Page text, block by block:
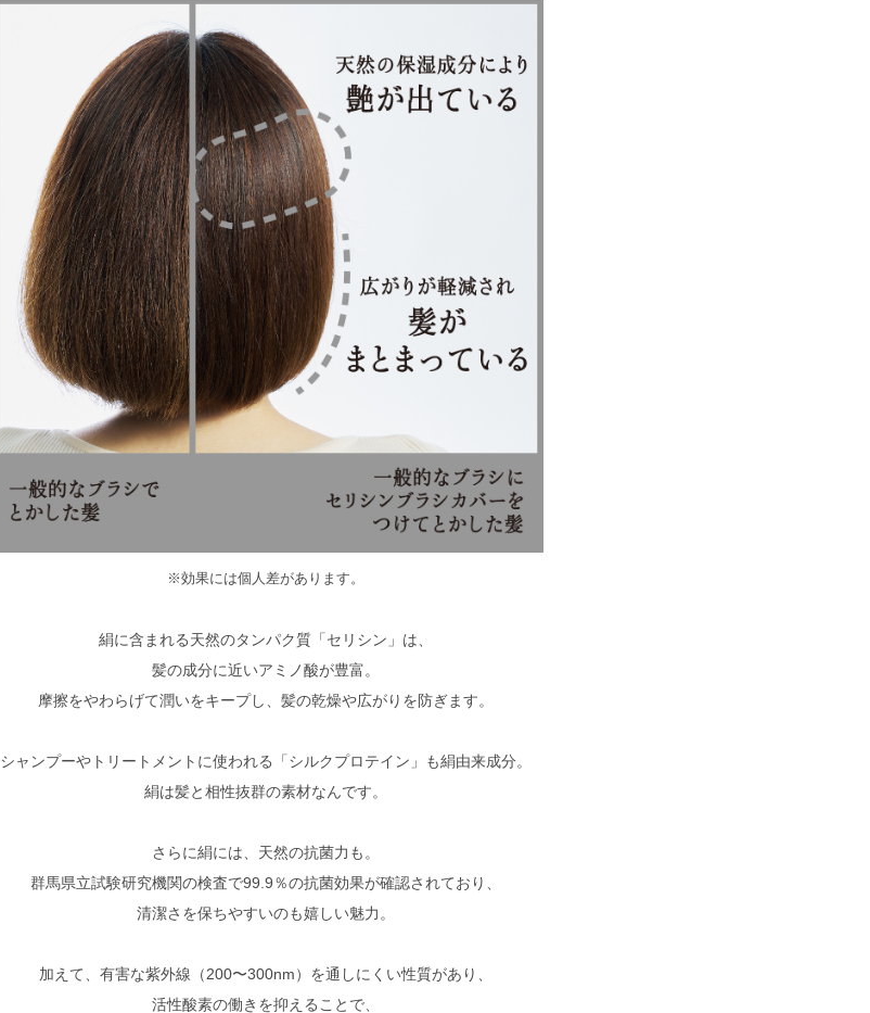
※効果には個人差があります。
絹に含まれる天然のタンパク質「セリシン」は、
髪の成分に近いアミノ酸が豊富。
摩擦をやわらげて潤いをキープし、髪の乾燥や広がりを防ぎます。
シャンプーやトリートメントに使われる「シルクプロテイン」も絹由来成分。
絹は髪と相性抜群の素材なんです。
さらに絹には、天然の抗菌力も。
群馬県立試験研究機関の検査で99.9％の抗菌効果が確認されており、
清潔さを保ちやすいのも嬉しい魅力。
加えて、有害な紫外線（200〜300nm）を通しにくい性質があり、
活性酸素の働きを抑えることで、